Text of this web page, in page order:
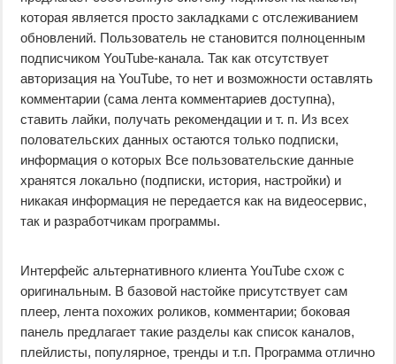
которая является просто закладками с отслеживанием
обновлений. Пользователь не становится полноценным
подписчиком YouTube-канала. Так как отсутствует
авторизация на YouTube, то нет и возможности оставлять
комментарии (сама лента комментариев доступна),
ставить лайки, получать рекомендации и т. п. Из всех
половательских данных остаются только подписки,
информация о которых Все пользовательские данные
хранятся локально (подписки, история, настройки) и
никакая информация не передается как на видеосервис,
так и разработчикам программы.
Интерфейс альтернативного клиента YouTube схож с
оригинальным. В базовой настойке присутствует сам
плеер, лента похожих роликов, комментарии; боковая
панель предлагает такие разделы как список каналов,
плейлисты, популярное, тренды и т.п. Программа отлично